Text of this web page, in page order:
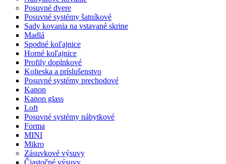
Posuvné dvere
Posuvné systémy šatníkové
Sady kovania na vstavané skrine
Madlá
Spodné koľajnice
Horné koľajnice
Profily doplnkové
Kolieska a príslušenstvo
Posuvné systémy prechodové
Kanon
Kanon glass
Loft
Posuvné systémy nábytkové
Forma
MINI
Mikro
Zásuvkové výsuvy
Čiastočné výsuvy